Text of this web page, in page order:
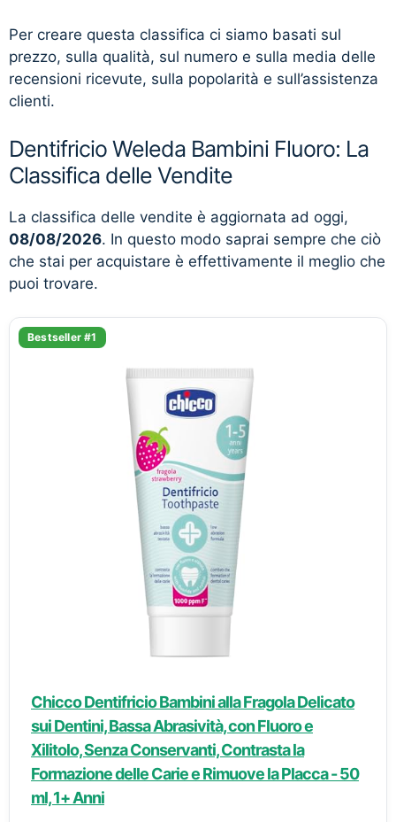
Per creare questa classifica ci siamo basati sul
prezzo, sulla qualità, sul numero e sulla media delle
recensioni ricevute, sulla popolarità e sull’assistenza
clienti.
Dentifricio Weleda Bambini Fluoro: La
Classifica delle Vendite
La classifica delle vendite è aggiornata ad oggi,
08/08/2026. In questo modo saprai sempre che ciò
che stai per acquistare è effettivamente il meglio che
puoi trovare.
Bestseller #1
Chicco Dentifricio Bambini alla Fragola Delicato
sui Dentini, Bassa Abrasività, con Fluoro e
Xilitolo, Senza Conservanti, Contrasta la
Formazione delle Carie e Rimuove la Placca - 50
ml, 1+ Anni